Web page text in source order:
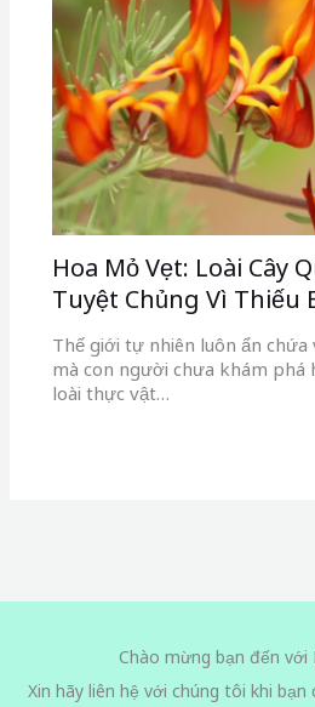
Hoa Mỏ Vẹt: Loài Cây
Tuyệt Chủng Vì Thiếu
Thế giới tự nhiên luôn ẩn chứa
mà con người chưa khám phá
loài thực vật…
Chào mừng bạn đến với
Xin hãy liên hệ với chúng tôi khi